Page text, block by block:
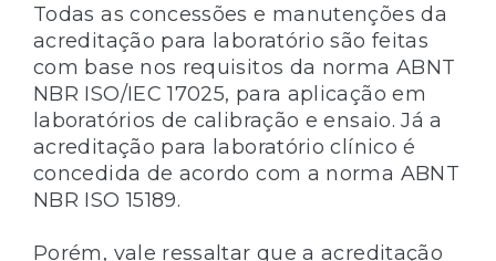
Todas as concessões e manutenções da
acreditação para laboratório são feitas
com base nos requisitos da norma ABNT
NBR ISO/IEC 17025, para aplicação em
laboratórios de calibração e ensaio. Já a
acreditação para laboratório clínico é
concedida de acordo com a norma ABNT
NBR ISO 15189.
Porém, vale ressaltar que a acreditação